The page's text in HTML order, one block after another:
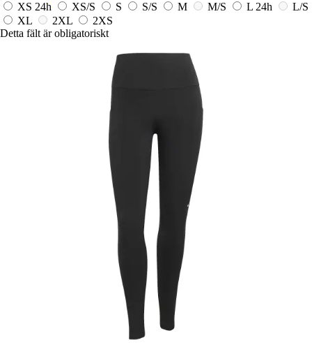
XS 24h XS/S S S/S M M/S L 24h
L/S
XL
2XL
2XS
Detta fält är obligatoriskt